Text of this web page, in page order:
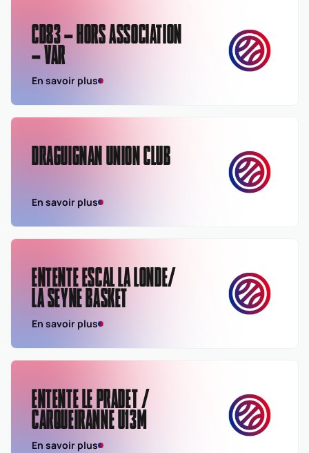
CD83 – HORS ASSOCIATION
– VAR
En savoir plus
DRAGUIGNAN UNION CLUB
En savoir plus
ENTENTE ESCAL LA LONDE/
LA SEYNE BASKET
En savoir plus
ENTENTE LE PRADET /
CARQUEIRANNE U13M
En savoir plus